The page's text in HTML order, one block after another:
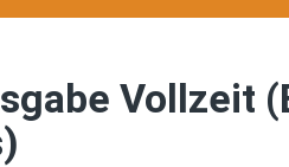
Vollzeit